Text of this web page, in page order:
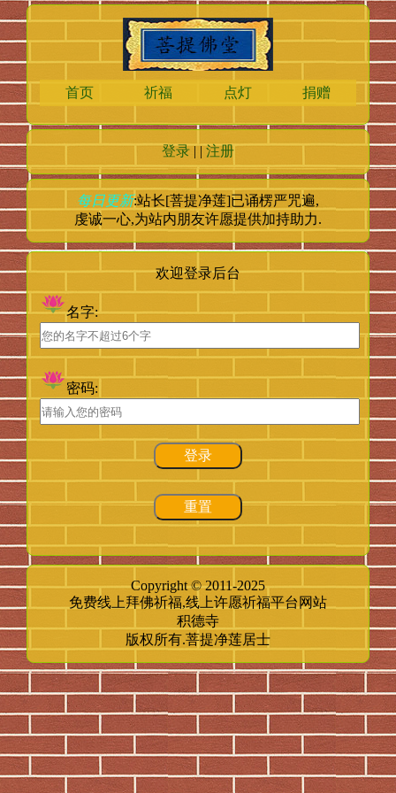
首页 祈福 点灯 捐赠
登录| |注册
每日更新:站长[菩提净莲]已诵楞严咒遍,
虔诚一心,为站内朋友许愿提供加持助力.
欢迎登录后台
名字:
密码:
登录
重置
Copyright © 2011-2025
免费线上拜佛祈福,线上许愿祈福平台网站
积德寺
版权所有.菩提净莲居士